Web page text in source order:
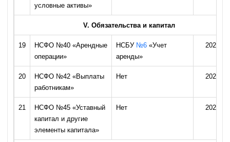
условные активы»
V. Обязательства и капитал
19
НСФО №40 «Арендные
операции»
НСБУ №6 «Учет
аренды»
2026
20
НСФО №42 «Выплаты
работникам»
Нет 2027
21
НСФО №45 «Уставный
капитал и другие
элементы капитала»
Нет 2027